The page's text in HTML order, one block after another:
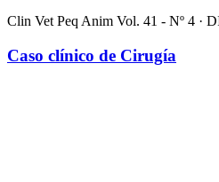
Clin Vet Peq Anim Vol. 41 - Nº 4 ·
Caso clínico de Cirugía